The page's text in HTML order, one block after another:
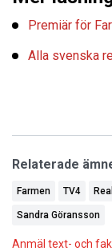
Premiär för
Alla svenska
Relaterade
Farmen TV4
Sandra Göransson
Anmäl text- och